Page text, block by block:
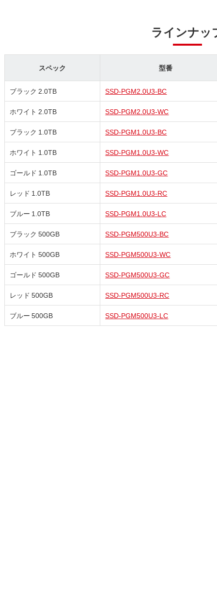
ラインナッ
スペック 型番
ブラック 2.0TB SSD-PGM2.0U3-BC
ホワイト 2.0TB SSD-PGM2.0U3-WC
ブラック 1.0TB SSD-PGM1.0U3-BC
ホワイト 1.0TB SSD-PGM1.0U3-WC
ゴールド 1.0TB SSD-PGM1.0U3-GC
レッド 1.0TB SSD-PGM1.0U3-RC
ブルー 1.0TB SSD-PGM1.0U3-LC
ブラック 500GB SSD-PGM500U3-BC
ホワイト 500GB SSD-PGM500U3-WC
ゴールド 500GB SSD-PGM500U3-GC
レッド 500GB SSD-PGM500U3-RC
ブルー 500GB SSD-PGM500U3-LC